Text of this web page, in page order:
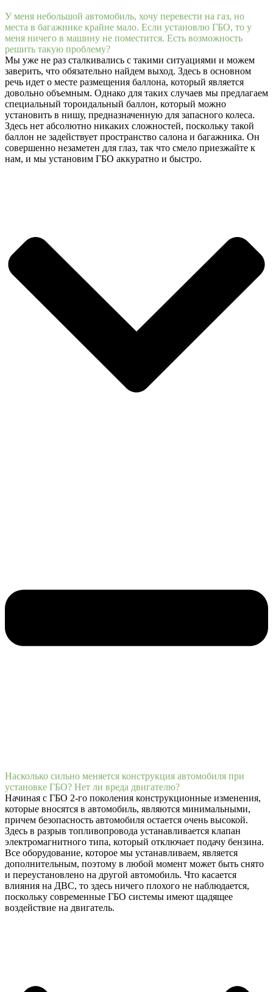
У меня небольшой автомобиль, хочу перевести на газ, но
места в багажнике крайне мало. Если установлю ГБО, то у
меня ничего в машину не поместится. Есть возможность
решить такую проблему?
Мы уже не раз сталкивались с такими ситуациями и можем
заверить, что обязательно найдем выход. Здесь в основном
речь идет о месте размещения баллона, который является
довольно объемным. Однако для таких случаев мы предлагаем
специальный тороидальный баллон, который можно
установить в нишу, предназначенную для запасного колеса.
Здесь нет абсолютно никаких сложностей, поскольку такой
баллон не задействует пространство салона и багажника. Он
совершенно незаметен для глаз, так что смело приезжайте к
нам, и мы установим ГБО аккуратно и быстро.
Насколько сильно меняется конструкция автомобиля при
установке ГБО? Нет ли вреда двигателю?
Начиная с ГБО 2-го поколения конструкционные изменения,
которые вносятся в автомобиль, являются минимальными,
причем безопасность автомобиля остается очень высокой.
Здесь в разрыв топливопровода устанавливается клапан
электромагнитного типа, который отключает подачу бензина.
Все оборудование, которое мы устанавливаем, является
дополнительным, поэтому в любой момент может быть снято
и переустановлено на другой автомобиль. Что касается
влияния на ДВС, то здесь ничего плохого не наблюдается,
поскольку современные ГБО системы имеют щадящее
воздействие на двигатель.